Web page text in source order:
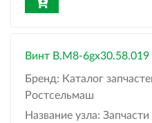
Винт В.М8-
Бренд: Каталог
Ростсельмаш
Название узла: